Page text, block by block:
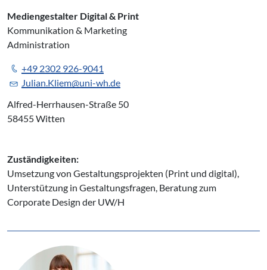
Mediengestalter Digital & Print
Kommunikation & Marketing
Administration
+49 2302 926-9041
Julian.Kliem@uni-wh.de
Alfred-Herrhausen-Straße 50
58455 Witten
Zuständigkeiten:
Umsetzung von Gestaltungsprojekten (Print und digital),
Unterstützung in Gestaltungsfragen, Beratung zum
Corporate Design der UW/H